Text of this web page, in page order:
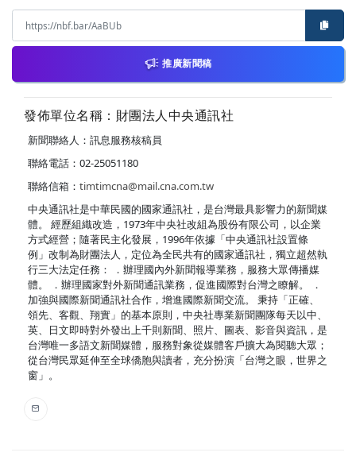
推廣新聞稿
發佈單位名稱：財團法人中央通訊社
新聞聯絡人：訊息服務核稿員
聯絡電話：02-25051180
聯絡信箱： timtimcna@mail.cna.com.tw
中央通訊社是中華民國的國家通訊社，是台灣最具影響力的新聞媒
體。 經歷組織改造，1973年中央社改組為股份有限公司，以企業
方式經營；隨著民主化發展，1996年依據「中央通訊社設置條
例」改制為財團法人，定位為全民共有的國家通訊社，獨立超然執
行三大法定任務： ．辦理國內外新聞報導業務，服務大眾傳播媒
體。 ．辦理國家對外新聞通訊業務，促進國際對台灣之瞭解。 ．
加強與國際新聞通訊社合作，增進國際新聞交流。 秉持「正確、
領先、客觀、翔實」的基本原則，中央社專業新聞團隊每天以中、
英、日文即時對外發出上千則新聞、照片、圖表、影音與資訊，是
台灣唯一多語文新聞媒體，服務對象從媒體客戶擴大為閱聽大眾；
從台灣民眾延伸至全球僑胞與讀者，充分扮演「台灣之眼，世界之
窗」。